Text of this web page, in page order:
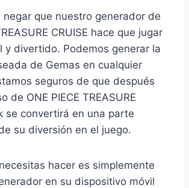
negar que nuestro generador de
CRUISE hace que jugar
y divertido. Podemos generar la
de Gemas en cualquier
seguros de que después
de ONE PIECE TREASURE
se convertirá en una parte
su diversión en el juego.
hacer es simplemente
en su dispositivo móvil